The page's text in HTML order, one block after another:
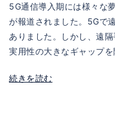
5G通信導入期には様々な
が報道されました。5Gで
ありました。しかし、遠
実用性の大きなギャップ
続きを読む